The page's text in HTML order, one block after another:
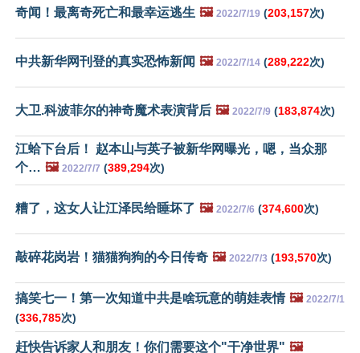
奇闻！最离奇死亡和最幸运逃生 🖼️ 2022/7/19 (203,157次)
中共新华网刊登的真实恐怖新闻 🖼️ 2022/7/14 (289,222次)
大卫.科波菲尔的神奇魔术表演背后 🖼️ 2022/7/9 (183,874次)
江蛤下台后！ 赵本山与英子被新华网曝光，嗯，当众那
个… 🖼️ 2022/7/7 (389,294次)
糟了，这女人让江泽民给睡坏了 🖼️ 2022/7/6 (374,600次)
敲碎花岗岩！猫猫狗狗的今日传奇 🖼️ 2022/7/3 (193,570次)
搞笑七一！第一次知道中共是啥玩意的萌娃表情 🖼️ 2022/7/1
(336,785次)
赶快告诉家人和朋友！你们需要这个"干净世界" 🖼️